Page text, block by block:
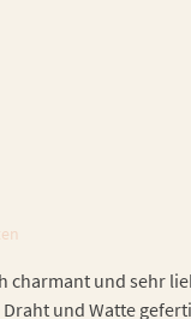
charmant und sehr
und Watte